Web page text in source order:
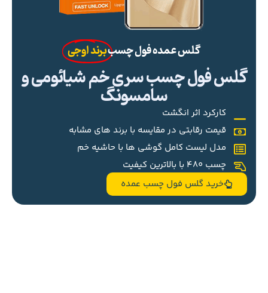
گلس عمده فول چسببرند اوجی
گلس فول چسب سری خم شیائومی و
سامسونگ
کارکرد اثر انگشت
قیمت رقابتی در مقایسه با برند های مشابه
مدل لیست کامل گوشی ها با حاشیه خم
چسب 480 با بالاترین کیفیت
خرید گلس فول چسب عمده